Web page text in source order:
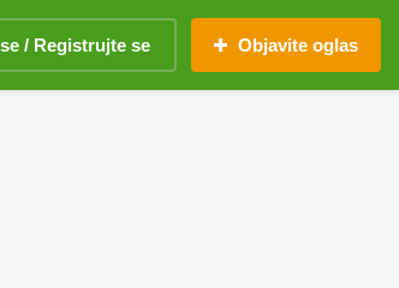
/ Registrujte se Objavite oglas